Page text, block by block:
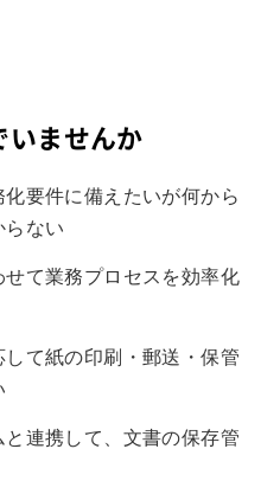
いませんか
要件に備えたいが何から
ない
て業務プロセスを効率化
て紙の印刷・郵送・保管
連携して、文書の保存管